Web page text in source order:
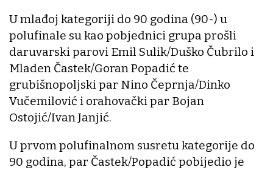
U mlađoj kategoriji do 90 godina (90-) u
polufinale su kao pobjednici grupa prošli
daruvarski parovi Emil Sulik/Duško Čubrilo i
Mladen Častek/Goran Popadić te
grubišnopoljski par Nino Čeprnja/Dinko
Vučemilović i orahovački par Bojan
Ostojić/Ivan Janjić.
U prvom polufinalnom susretu kategorije do
90 godina, par Častek/Popadić pobijedio je